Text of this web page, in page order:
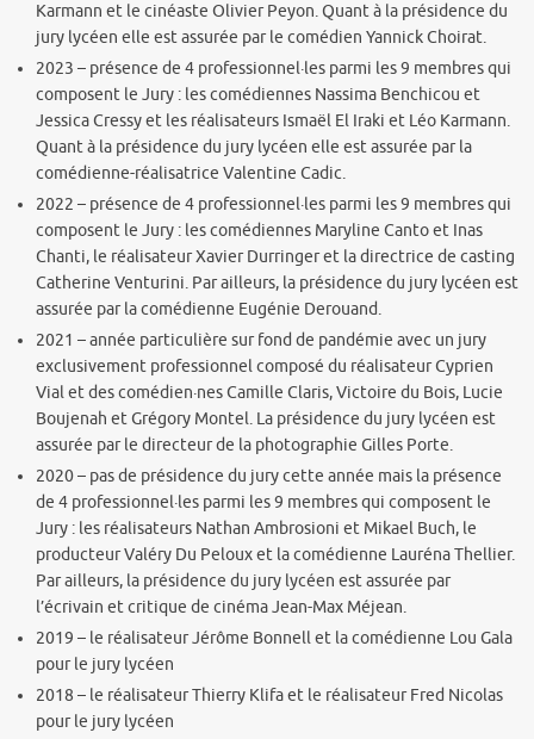
Karmann et le cinéaste Olivier Peyon. Quant à la présidence du
jury lycéen elle est assurée par le comédien Yannick Choirat.
2023 – présence de 4 professionnel·les parmi les 9 membres qui
composent le Jury : les comédiennes Nassima Benchicou et
Jessica Cressy et les réalisateurs Ismaël El Iraki et Léo Karmann.
Quant à la présidence du jury lycéen elle est assurée par la
comédienne-réalisatrice Valentine Cadic.
2022 – présence de 4 professionnel·les parmi les 9 membres qui
composent le Jury : les comédiennes Maryline Canto et Inas
Chanti, le réalisateur Xavier Durringer et la directrice de casting
Catherine Venturini. Par ailleurs, la présidence du jury lycéen est
assurée par la comédienne Eugénie Derouand.
2021 – année particulière sur fond de pandémie avec un jury
exclusivement professionnel composé du réalisateur Cyprien
Vial et des comédien·nes Camille Claris, Victoire du Bois, Lucie
Boujenah et Grégory Montel. La présidence du jury lycéen est
assurée par le directeur de la photographie Gilles Porte.
2020 – pas de présidence du jury cette année mais la présence
de 4 professionnel·les parmi les 9 membres qui composent le
Jury : les réalisateurs Nathan Ambrosioni et Mikael Buch, le
producteur Valéry Du Peloux et la comédienne Lauréna Thellier.
Par ailleurs, la présidence du jury lycéen est assurée par
l’écrivain et critique de cinéma Jean-Max Méjean.
2019 – le réalisateur Jérôme Bonnell et la comédienne Lou Gala
pour le jury lycéen
2018 – le réalisateur Thierry Klifa et le réalisateur Fred Nicolas
pour le jury lycéen